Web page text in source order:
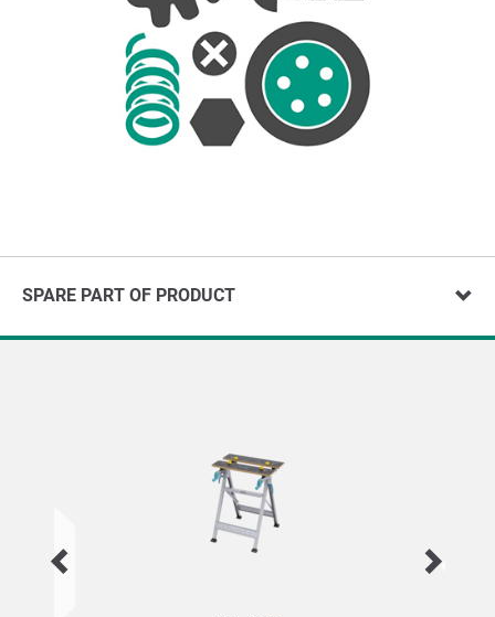
SPARE PART OF PRODUCT